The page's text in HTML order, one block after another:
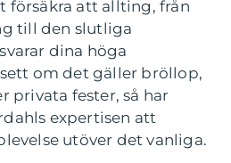
försäkra att allting, från
till den slutliga
dina höga
om det gäller bröllop,
privata fester, så har
expertisen att
utöver det vanliga.